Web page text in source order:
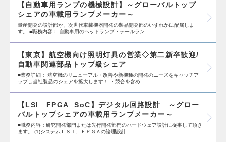
【自動車用ランプの機械設計】～グローバルトップ
シェアの車載用ランプメーカー～
量産開発の設計部か、次世代車載機器開発の製品開発部のいずれかに配属しま
す。 ■職務内容： 自動車用のヘッドランプ・テールラン…
【東京】航空機向け照明灯具の営業◇第二新卒歓迎/
自動車関連部品トップ級シェア
■業務詳細： 航空機のリニューアル・改善や新機種の開発のニーズをキャッチア
ップし当社製品のシェアを拡大します！ ・競合を含め…
【LSI FPGA SoC】デジタル回路設計 ～グロー
バルトップシェアの車載用ランプメーカー～
■職務内容：研究開発部門または先行開発部門のハードウェア設計に従事して頂き
ます。 (1)システムＬＳＩ、ＦＰＧＡの論理設計…